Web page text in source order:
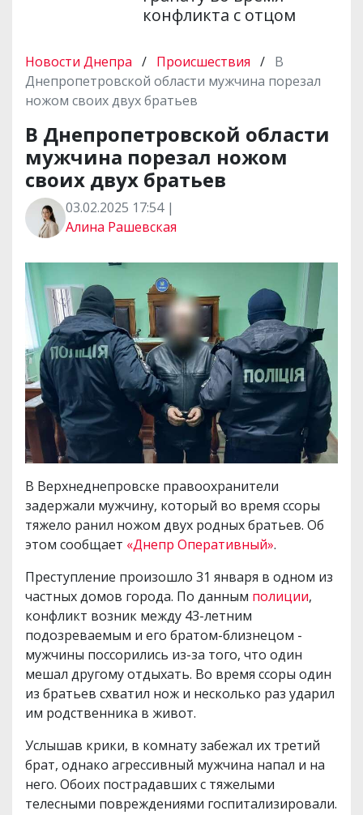
конфликта с отцом
Новости Днепра / Происшествия / В
Днепропетровской области мужчина порезал
ножом своих двух братьев
В Днепропетровской области
мужчина порезал ножом
своих двух братьев
03.02.2025 17:54 |
Алина Рашевская
В Верхнеднепровске правоохранители
задержали мужчину, который во время ссоры
тяжело ранил ножом двух родных братьев. Об
этом сообщает «Днепр Оперативный».
Преступление произошло 31 января в одном из
частных домов города. По данным полиции,
конфликт возник между 43-летним
подозреваемым и его братом-близнецом -
мужчины поссорились из-за того, что один
мешал другому отдыхать. Во время ссоры один
из братьев схватил нож и несколько раз ударил
им родственника в живот.
Услышав крики, в комнату забежал их третий
брат, однако агрессивный мужчина напал и на
него. Обоих пострадавших с тяжелыми
телесными повреждениями госпитализировали.